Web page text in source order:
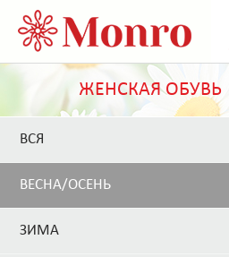
ЖЕНСКАЯ ОБУВЬ
ВСЯ
ВЕСНА/ОСЕНЬ
ЗИМА